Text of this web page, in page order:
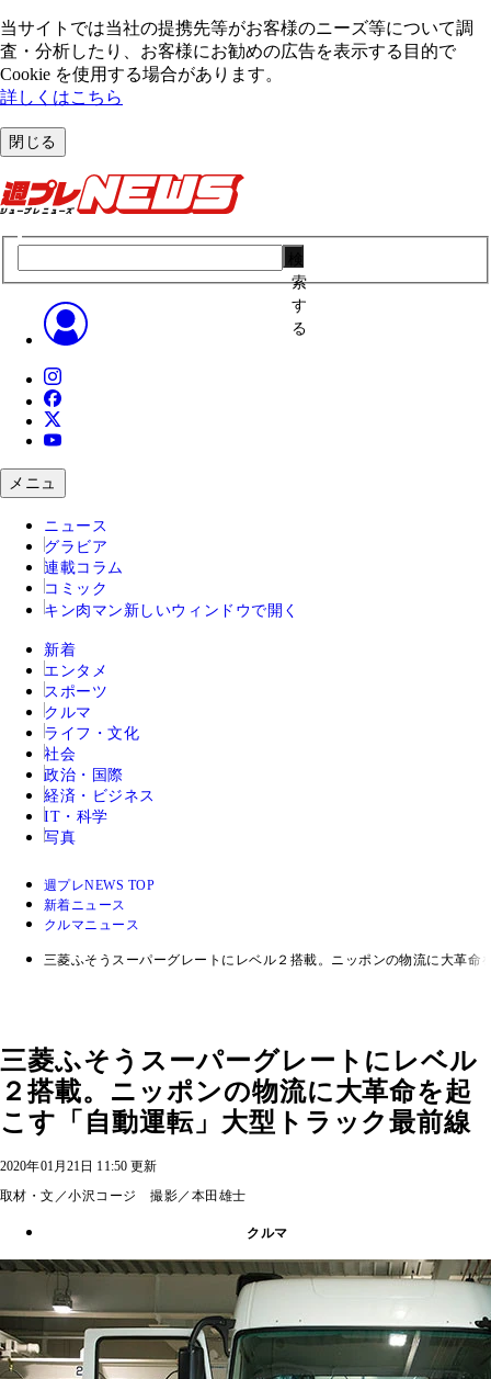
当サイトでは当社の提携先等がお客様のニーズ等について調
査・分析したり、お客様にお勧めの広告を表⽰する⽬的で
Cookie を使⽤する場合があります。
詳しくはこちら
閉じる
索
す
る
メニュ
ニュース
グラビア
連載コラム
コミック
キン肉マン 新しいウィンドウで開く
新着
エンタメ
スポーツ
クルマ
ライフ・文化
社会
政治・国際
経済・ビジネス
IT・科学
写真
週プレNEWS TOP
新着ニュース
クルマニュース
三菱ふそうスーパーグレートにレベル２搭載。ニッポンの物流に大革命
三菱ふそうスーパーグレートにレベル
２搭載。ニッポンの物流に大革命を起
こす「自動運転」大型トラック最前線
2020年01月21日 11:50 更新
取材・文／小沢コージ 撮影／本田雄士
クルマ